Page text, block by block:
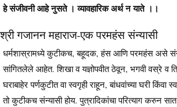
हे संजीवनी आहे नुसते । व्यावहारिक अर्थ न याते ।।
श्री गजानन महाराज-एक परमहंस संन्यासी
धर्मशास्रामध्ये कुटीकच, बहूदक, हंस आणि परमहंस असे
सांगितलेले आहेत. शिखा व यज्ञोपवीत ठेवून, भगवी वस्रे व
घराबाहेर पर्णकुटीत वा स्वगृही राहून, बांधवांच्या घरी किंवा
तो कुटीकच संन्यासी होय. पुत्रादिकांचा परित्याग करुन सात